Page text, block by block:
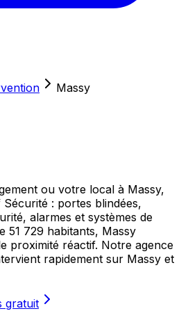
Massy
ou votre local à Massy,
: portes blindées,
alarmes et systèmes de
51 729 habitants, Massy
proximité réactif. Notre agence
rapidement sur Massy et
gratuit